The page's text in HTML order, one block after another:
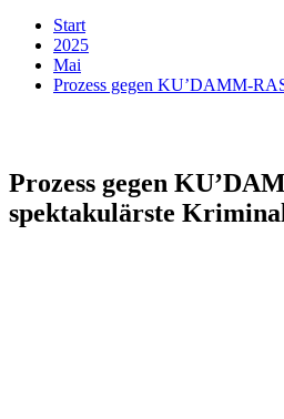
Start
2025
Mai
Prozess gegen KU’DAMM-
Prozess gegen
spektakulärste